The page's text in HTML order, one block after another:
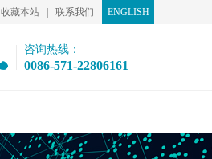
收藏本站 联系我们 ENGLISH
咨询热线：
0086-571-22806161